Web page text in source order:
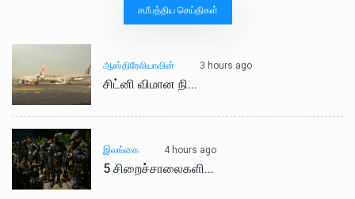
சமீபத்திய செய்திகள்
ஆஸ்திரேலியாவின் 3 hours ago
சிட்னி விமான நி...
இலங்கை 4 hours ago
5 சிறைச்சாலைகளி...